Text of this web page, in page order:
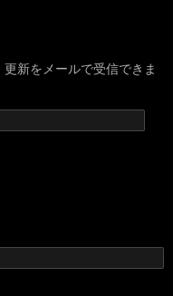
新をメールで受信できま